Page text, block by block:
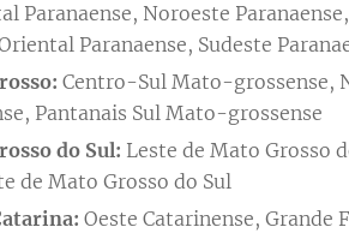
Paranaense, Noroeste
Paranaense, Sudeste
Centro-Sul Mato-grossense,
Pantanais Sul Mato-grossense
do Sul: Leste de Mato Grosso
de Mato Grosso do Sul
Oeste Catarinense,